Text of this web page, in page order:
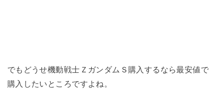
でもどうせ機動戦士ＺガンダムＳ購入するなら最安値で
購入したいところですよね。